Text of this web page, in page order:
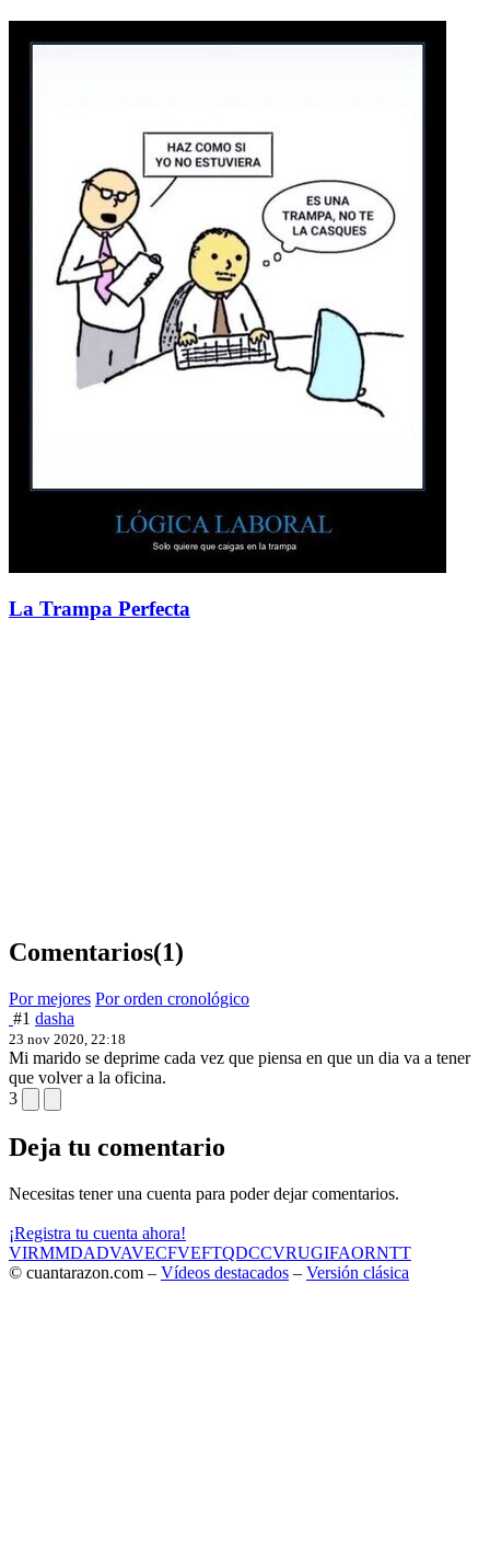
La Trampa Perfecta
Comentarios(1)
Por mejores Por orden cronológico
#1 dasha
23 nov 2020, 22:18
Mi marido se deprime cada vez que piensa en que un dia va a tener
que volver a la oficina.
3
Deja tu comentario
Necesitas tener una cuenta para poder dejar comentarios.
¡Registra tu cuenta ahora!
VIRMMDADVAVECFVEFTQDCCVRUGIFAORNTT
© cuantarazon.com – Vídeos destacados – Versión clásica